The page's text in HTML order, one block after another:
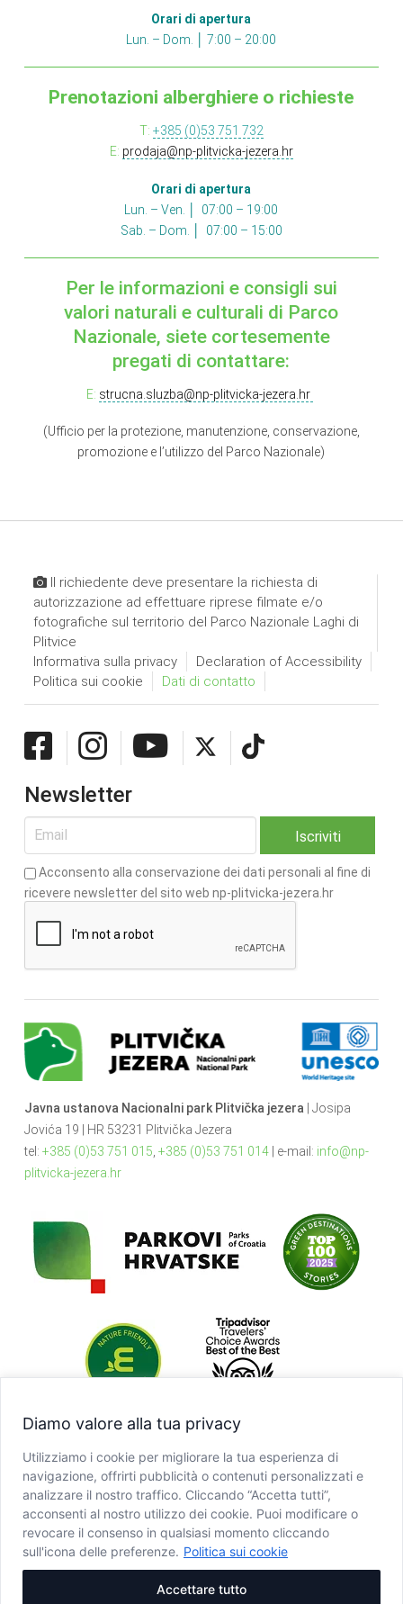
Diamo valore alla tua privacy
Utilizziamo i cookie per migliorare la tua esperienza di
navigazione, offrirti pubblicità o contenuti personalizzati e
analizzare il nostro traffico. Cliccando “Accetta tutti”,
acconsenti al nostro utilizzo dei cookie. Puoi modificare o
revocare il consenso in qualsiasi momento cliccando
sull'icona delle preferenze. Politica sui cookie
Accettare tutto
Orari di apertura
Lun. – Dom. │ 7:00 – 20:00
Prenotazioni alberghiere o richieste
T: +385 (0)53 751 732
E: prodaja@np-plitvicka-jezera.hr
Orari di apertura
Lun. – Ven. │ 07:00 – 19:00
Sab. – Dom. │ 07:00 – 15:00
Per le informazioni e consigli sui
valori naturali e culturali di Parco
Nazionale, siete cortesemente
pregati di contattare:
E: strucna.sluzba@np-plitvicka-jezera.hr
(Ufficio per la protezione, manutenzione, conservazione,
promozione e l’utilizzo del Parco Nazionale)
Il richiedente deve presentare la richiesta di
autorizzazione ad effettuare riprese filmate e/o
fotografiche sul territorio del Parco Nazionale Laghi di
Plitvice
Informativa sulla privacy
Declaration of Accessibility
Politica sui cookie
Dati di contatto
Newsletter
Acconsento alla conservazione dei dati personali al fine di
ricevere newsletter del sito web np-plitvicka-jezera.hr
Javna ustanova Nacionalni park Plitvička jezera | Josipa
Jovića 19 | HR 53231 Plitvička Jezera
tel: +385 (0)53 751 015 +385 (0)53 751 014| e-mail: info@np-
plitvicka-jezera.hr